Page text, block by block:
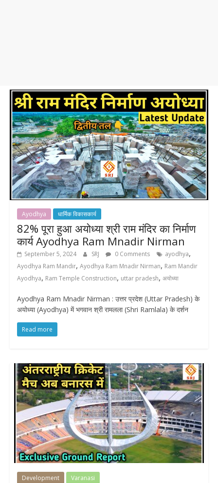
Ayodhya धार्मिक विकासकार्य
82% पूरा हुआ अयोध्या श्री राम मंदिर का निर्माण
कार्य Ayodhya Ram Mnadir Nirman
September 5, 2024 SRJ 0 Comments ayodhya,
Ayodhya Ram Mandir, Ayodhya Ram Mnadir Nirman, Ram Mandir
Ayodhya, Ram Temple Construction, uttar pradesh, अयोध्या
Ayodhya Ram Mnadir Nirman : उत्तर प्रदेश (Uttar Pradesh) के
अयोध्या (Ayodhya) में भगवान श्री रामलला (Shri Ramlala) के दर्शन
Read more
Development Varanasi